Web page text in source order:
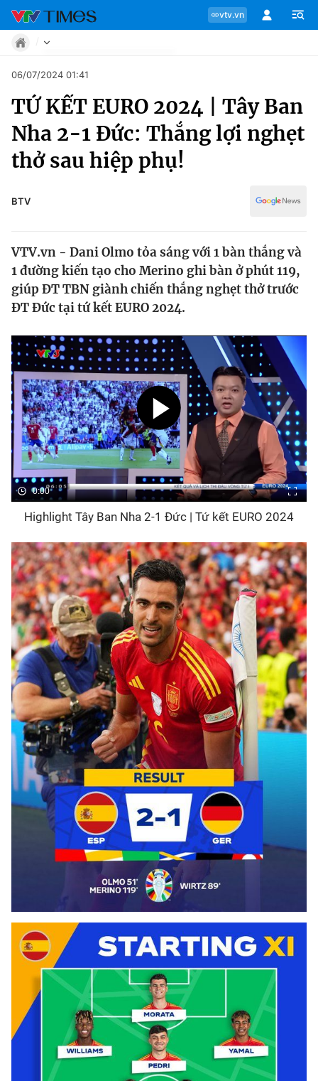
vtv.vn
Chuyên mục
Tin tức
Chân dung
Sự kiện
Bóng đá
Thể thao Điện tử
Các môn khác
VIDEO
Bên lề
Move
Phong cách
Sự kiện
Bóng đá
Thể thao điện tử
06/07/2024 01:41
TỨ KẾT EURO 2024 | Tây Ban
Nha 2-1 Đức: Thắng lợi nghẹt
thở sau hiệp phụ!
BTV
VTV.vn - Dani Olmo tỏa sáng với 1 bàn thắng và
1 đường kiến tạo cho Merino ghi bàn ở phút 119,
giúp ĐT TBN giành chiến thắng nghẹt thở trước
ĐT Đức tại tứ kết EURO 2024.
0:00
Highlight Tây Ban Nha 2-1 Đức | Tứ kết EURO 2024